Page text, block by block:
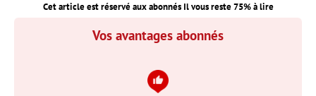
Cet article est réservé aux abonnés Il vous reste75% à lire
Vos avantages abonnés